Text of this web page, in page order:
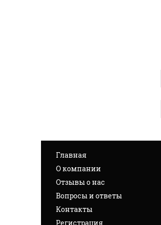
Главная
О компании
Отзывы о нас
Вопросы и ответы
Контакты
Регистрация